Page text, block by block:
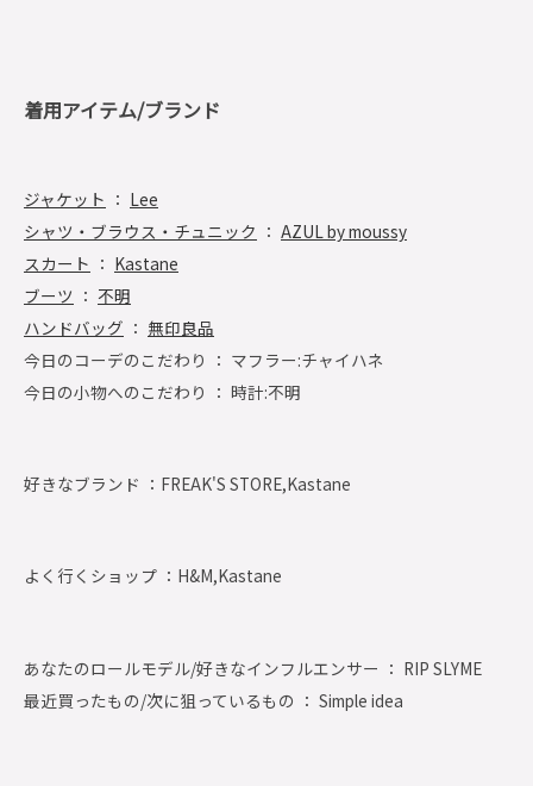
着用アイテム/ブランド
ジャケット ： Lee
シャツ・ブラウス・チュニック ： AZUL by moussy
スカート ： Kastane
ブーツ ： 不明
ハンドバッグ ： 無印良品
今日のコーデのこだわり ： マフラー:チャイハネ
今日の小物へのこだわり ： 時計:不明
好きなブランド ： FREAK'S STORE,Kastane
よく行くショップ ： H&M,Kastane
あなたのロールモデル/好きなインフルエンサー ： RIP SLYME
最近買ったもの/次に狙っているもの ： Simple idea